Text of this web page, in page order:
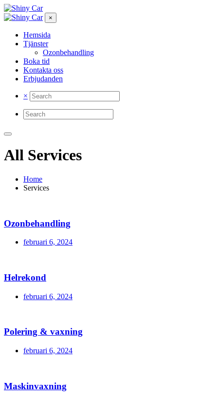
×
Hemsida
Tjänster
Ozonbehandling
Boka tid
Kontakta oss
Erbjudanden
×
All Services
Home
Services
Ozonbehandling
februari 6, 2024
Helrekond
februari 6, 2024
Polering & vaxning
februari 6, 2024
Maskinvaxning